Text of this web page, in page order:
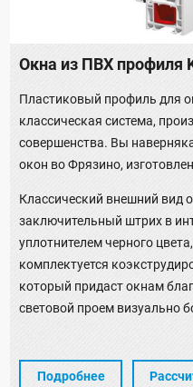
Окна из ПВХ профиля
Пластиковый профиль для
классическая система,
совершенства. Вы
окон во Фрязино,
Классический внешний вид
заключительный штрих в
уплотнителем черного
комплектуется
который придаст окнам
световой проем визуально
Подробнее